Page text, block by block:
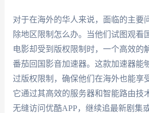
对于在海外的华人来说，面临的主要
除地区限制怎么办。当他们试图观看
电影却受到版权限制时，一个高效的
番茄回国影音加速器。这款加速器能
过版权限制，确保他们在海外也能享
它通过其高效的服务器和智能路由技
无缝访问优酷APP，继续追最新剧集